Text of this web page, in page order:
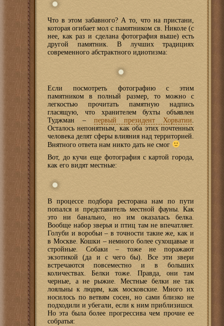
Что в этом забавного? А то, что на пристани,
которая огибает мол с памятником св. Николе (с
нее, как раз и сделана фотография выше) есть
другой памятник. В лучших традициях
современного абстрактного идиотизма:
Если посмотреть фотографию с этим
памятником в полный размер, то можно с
легкостью прочитать памятную надпись
гласящую, что хранителем бухты объявлен
Туджман – первый президент Хорватии
Осталось непонятным, как оба этих почтенных
человека делят сферы влияния над территорией.
Внятного ответа нам никто дать не смог
Вот, до кучи еще фотография с картой города,
как его видят местные:
В процессе подбора ресторана нам по пути
попался и представитель местной фауны. Как
это ни банально, но им оказалась белка.
Вообще набор зверья и птиц там не впечатляет.
Голуби и воробьи – в точности такие же, как и
в Москве. Кошки – немного более сухощавые и
стройные. Собаки – тоже не поражают
экзотикой (да и с чего бы). Все эти звери
встречаются повсеместно и в больших
количествах. Белки тоже. Правда, они там
черные, а не рыжие. Местные белки не так
лояльны к людям, как московские. Много их
носилось по ветвям сосен, но сами близко не
подходили и убегали, если к ним приблизишся.
Но эта была более прогрессива чем прочие ее
собратья: